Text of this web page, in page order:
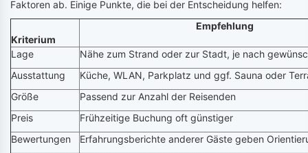
Faktoren ab. Einige Punkte, die bei der Entscheidung helfen:
Kriterium
Empfehlung
Lage
Nähe zum Strand oder zur Stadt, je nach
Ausstattung
Küche, WLAN, Parkplatz und ggf. Sauna oder
Größe
Passend zur Anzahl der Reisenden
Preis
Frühzeitige Buchung oft günstiger
Bewertungen
Erfahrungsberichte anderer Gäste geben